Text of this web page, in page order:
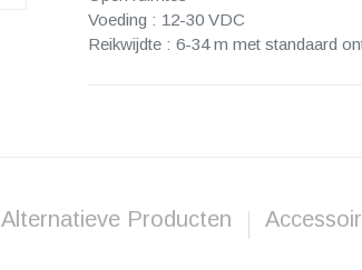
Voeding : 12-30 VDC
Reikwijdte : 6-34 m met standaard
Alternatieve Producten